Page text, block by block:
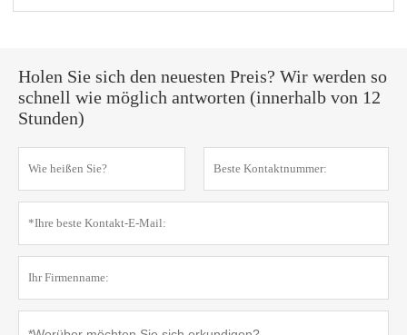
Holen Sie sich den neuesten Preis? Wir werden so
schnell wie möglich antworten (innerhalb von 12
Stunden)